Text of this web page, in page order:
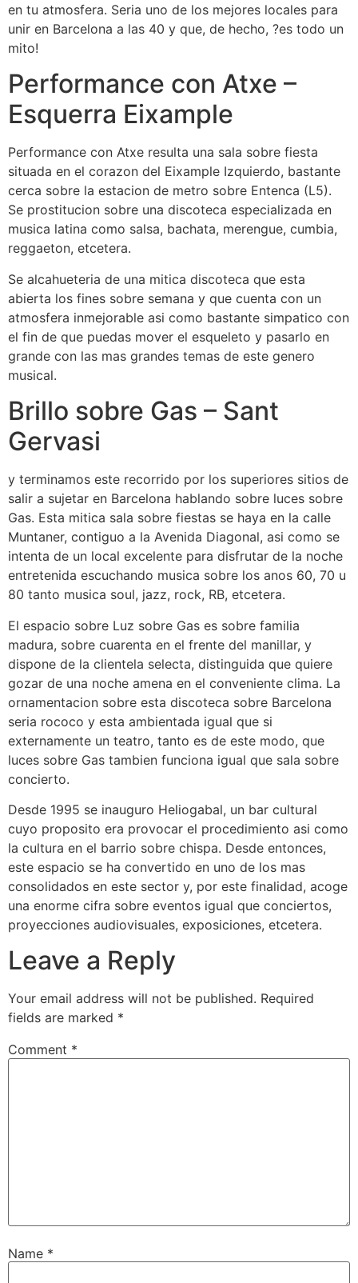
en tu atmosfera. Seri­a uno de los mejores locales para
unir en Barcelona a las 40 y que, de hecho, ?es todo un
mito!
Performance con Atxe –
Esquerra Eixample
Performance con Atxe resulta una sala sobre fiesta
situada en el corazon del Eixample Izquierdo, bastante
cerca sobre la estacion de metro sobre Entenca (L5).
Se prostitucion sobre una discoteca especializada en
musica latina como salsa, bachata, merengue, cumbia,
reggaeton, etcetera.
Se alcahueteria de una mitica discoteca que esta
abierta los fines sobre semana y que cuenta con un
atmosfera inmejorable asi­ como bastante simpatico con
el fin de que puedas mover el esqueleto y pasarlo en
grande con las mas grandes temas de este genero
musical.
Brillo sobre Gas – Sant
Gervasi
y terminamos este recorrido por los superiores sitios de
salir a sujetar en Barcelona hablando sobre luces sobre
Gas. Esta mitica sala sobre fiestas se haya en la calle
Muntaner, contiguo a la Avenida Diagonal, asi­ como se
intenta de un local excelente para disfrutar de la noche
entretenida escuchando musica sobre los anos 60, 70 u
80 tanto musica soul, jazz, rock, RB, etcetera.
El espacio sobre Luz sobre Gas es sobre familia
madura, sobre cuarenta en el frente del manillar, y
dispone de la clientela selecta, distinguida que quiere
gozar de una noche amena en el conveniente clima. La
ornamentacion sobre esta discoteca sobre Barcelona
seri­a rococo y esta ambientada igual que si
externamente un teatro, tanto es de este modo, que
luces sobre Gas tambien funciona igual que sala sobre
concierto.
Desde 1995 se inauguro Heliogabal, un bar cultural
cuyo proposito era provocar el procedimiento asi­ como
la cultura en el barrio sobre chispa. Desde entonces,
este espacio se ha convertido en uno de los mas
consolidados en este sector y, por este finalidad, acoge
una enorme cifra sobre eventos igual que conciertos,
proyecciones audiovisuales, exposiciones, etcetera.
Leave a Reply
Your email address will not be published. Required
fields are marked *
Comment *
Name *